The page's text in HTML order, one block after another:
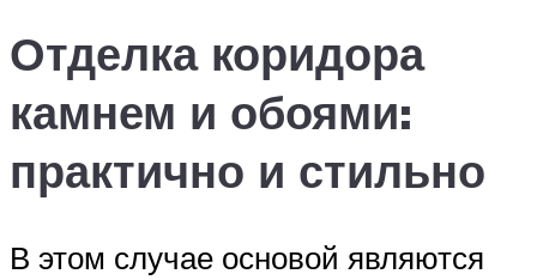
Отделка коридора
камнем и обоями:
практично и стильно
В этом случае основой являются